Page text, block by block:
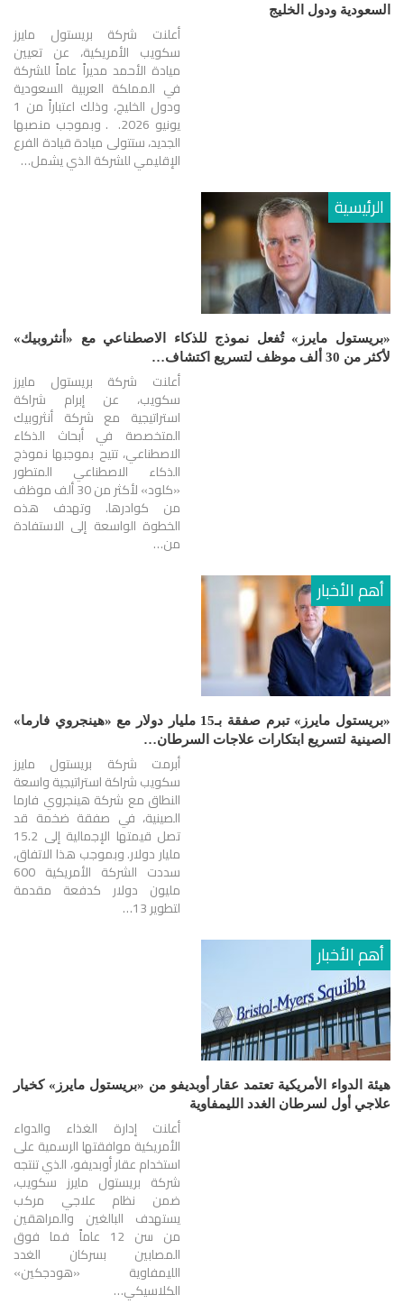
السعودية ودول الخليج
أعلنت شركة بريستول مايرز
سكويب الأمريكية، عن تعيين
ميادة الأحمد مديراً عاماً للشركة
في المملكة العربية السعودية
ودول الخليج، وذلك اعتباراً من 1
يونيو 2026. . وبموجب منصبها
الجديد، ستتولى ميادة قيادة الفرع
الإقليمي للشركة الذي يشمل…
الرئيسية
«بريستول مايرز» تُفعل نموذج للذكاء الاصطناعي مع «أنثروبيك»
لأكثر من 30 ألف موظف لتسريع اكتشاف…
أعلنت شركة بريستول مايرز
سكويب، عن إبرام شراكة
استراتيجية مع شركة أنثروبيك
المتخصصة في أبحاث الذكاء
الاصطناعي، تتيح بموجبها نموذج
الذكاء الاصطناعي المتطور
«كلود» لأكثر من 30 ألف موظف
من كوادرها. وتهدف هذه
الخطوة الواسعة إلى الاستفادة
من…
أهم الأخبار
«بريستول مايرز» تبرم صفقة بـ15 مليار دولار مع «هينجروي فارما»
الصينية لتسريع ابتكارات علاجات السرطان…
أبرمت شركة بريستول مايرز
سكويب شراكة استراتيجية واسعة
النطاق مع شركة هينجروي فارما
الصينية، في صفقة ضخمة قد
تصل قيمتها الإجمالية إلى 15.2
مليار دولار. وبموجب هذا الاتفاق،
سددت الشركة الأمريكية 600
مليون دولار كدفعة مقدمة
لتطوير 13…
أهم الأخبار
هيئة الدواء الأمريكية تعتمد عقار أوبديفو من «بريستول مايرز» كخيار
علاجي أول لسرطان الغدد الليمفاوية
أعلنت إدارة الغذاء والدواء
الأمريكية موافقتها الرسمية على
استخدام عقار أوبديفو، الذي تنتجه
شركة بريستول مايرز سكويب،
ضمن نظام علاجي مركب
يستهدف البالغين والمراهقين
من سن 12 عاماً فما فوق
المصابين بسركان الغدد
الليمفاوية «هودجكين»
الكلاسيكي…